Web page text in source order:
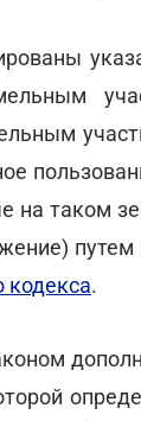
на таком
кодекса.